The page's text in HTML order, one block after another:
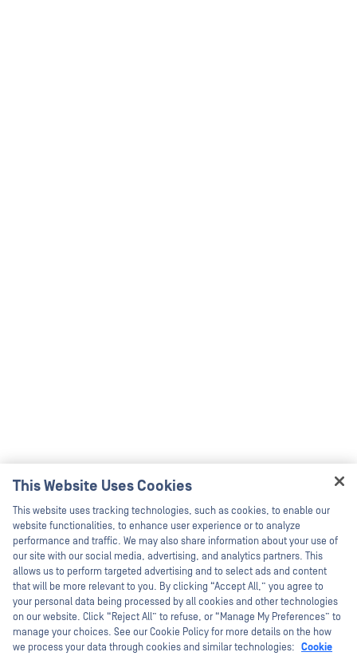
This Website Uses Cookies
This website uses tracking technologies, such as cookies, to enable our
website functionalities, to enhance user experience or to analyze
performance and traffic. We may also share information about your use of
our site with our social media, advertising, and analytics partners. This
allows us to perform targeted advertising and to select ads and content
that will be more relevant to you. By clicking “Accept All,” you agree to
your personal data being processed by all cookies and other technologies
on our website. Click “Reject All” to refuse, or “Manage My Preferences” to
manage your choices. See our Cookie Policy for more details on the how
we process your data through cookies and similar technologies: Cookie
Hey there!
I'm Ozzy, your OPSWAT virtual assistant.
How can I help you secure what's critical
today?